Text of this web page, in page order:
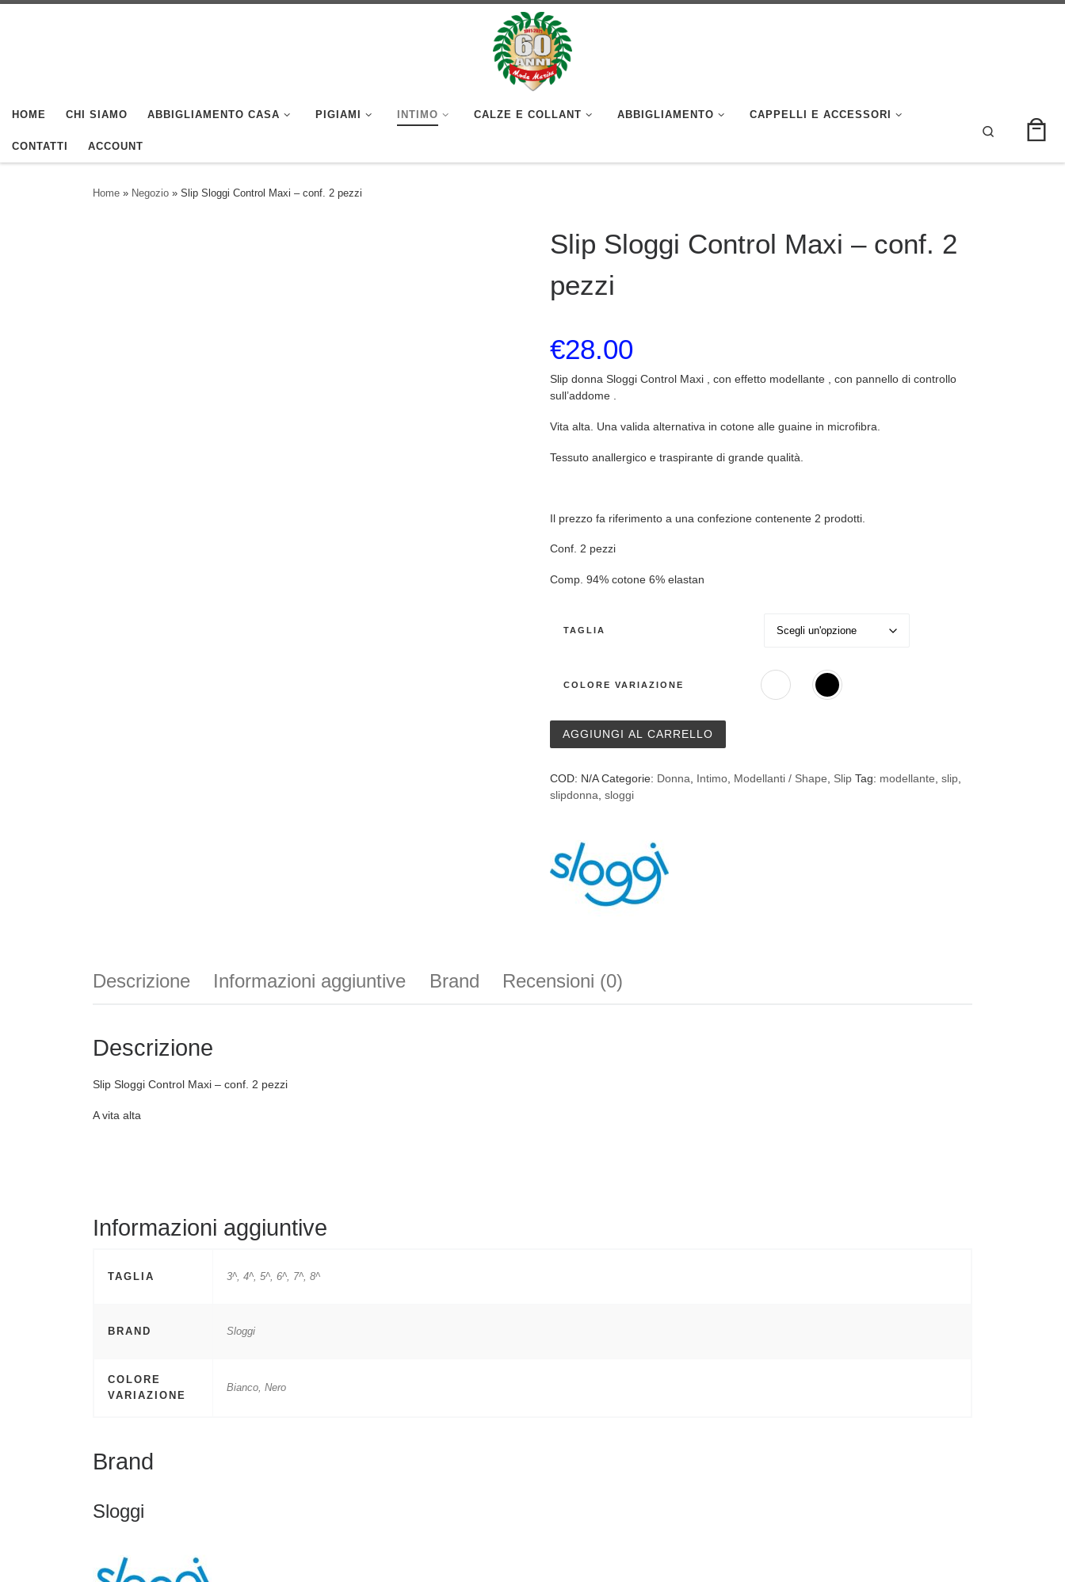
HOME CHI SIAMO ABBIGLIAMENTO CASA PIGIAMI INTIMO CALZE E COLLANT ABBIGLIAMENTO CAPPELLI E ACCESSORI
CONTATTI ACCOUNT
Search
Home » Negozio » Slip Sloggi Control Maxi – conf. 2 pezzi
Slip Sloggi Control Maxi – conf. 2
pezzi
€28.00
Slip donna Sloggi Control Maxi , con effetto modellante , con pannello di controllo
sull’addome .
Vita alta. Una valida alternativa in cotone alle guaine in microfibra.
Tessuto anallergico e traspirante di grande qualità.
Il prezzo fa riferimento a una confezione contenente 2 prodotti.
Conf. 2 pezzi
Comp. 94% cotone 6% elastan
TAGLIA
COLORE VARIAZIONE
Slip Sloggi Control Maxi - conf. 2 pezzi quantità
AGGIUNGI AL CARRELLO
COD: N/A Categorie: Donna, Intimo, Modellanti / Shape, Slip Tag: modellante,slip,
slipdonna,sloggi
Descrizione Informazioni aggiuntive Brand Recensioni (0)
Descrizione
Slip Sloggi Control Maxi – conf. 2 pezzi
A vita alta
Informazioni aggiuntive
TAGLIA 3^, 4^, 5^, 6^, 7^, 8^
BRAND Sloggi
COLORE
VARIAZIONE
Bianco, Nero
Brand
Sloggi